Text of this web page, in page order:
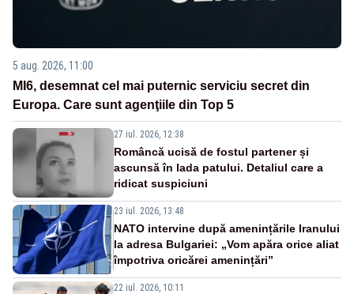
5 aug. 2026, 11:00
MI6, desemnat cel mai puternic serviciu secret din
Europa. Care sunt agenţiile din Top 5
27 iul. 2026, 12:38
Româncă ucisă de fostul partener și
ascunsă în lada patului. Detaliul care a
ridicat suspiciuni
23 iul. 2026, 13:48
NATO intervine după amenințările Iranului
la adresa Bulgariei: „Vom apăra orice aliat
împotriva oricărei amenințări”
22 iul. 2026, 10:11